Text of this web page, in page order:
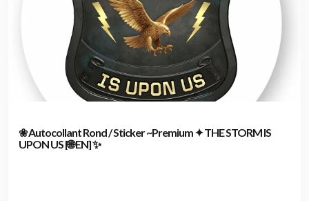
❀ Autocollant Rond / Sticker ~Premium ✦ THE STORM IS
UPON US [🌐 EN] ✨